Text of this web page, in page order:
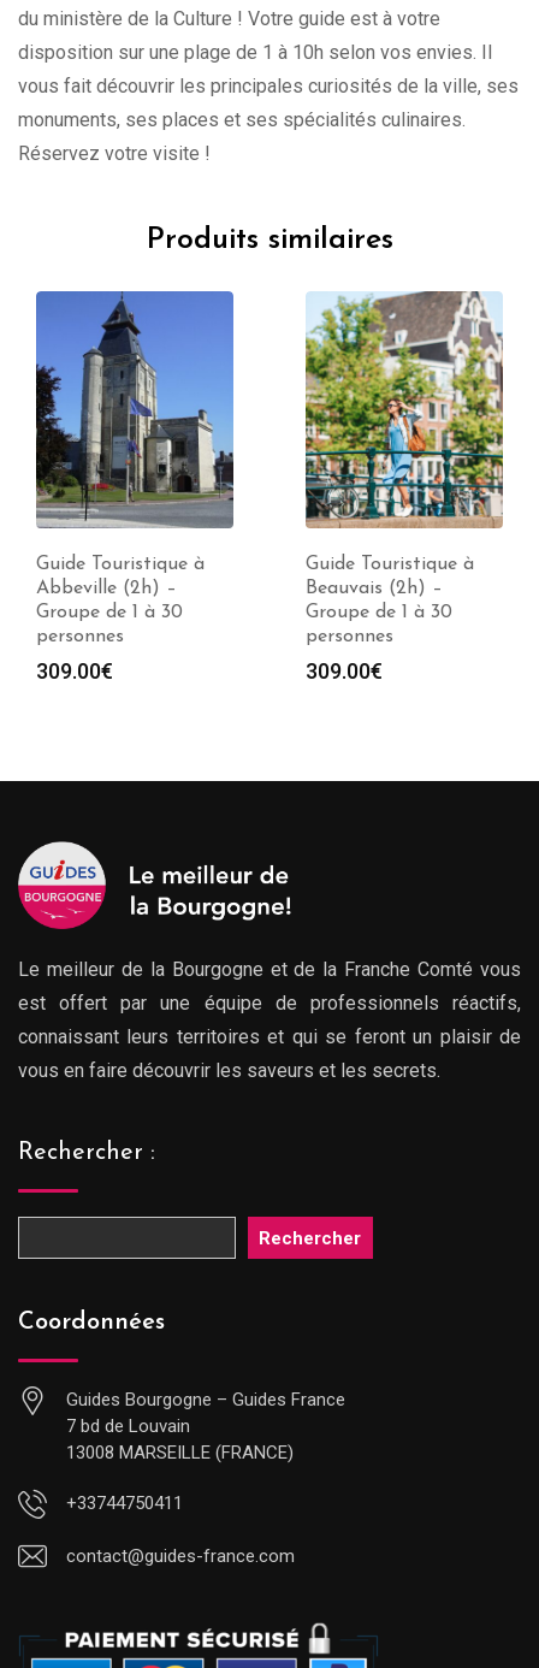
du ministère de la Culture ! Votre guide est à votre
disposition sur une plage de 1 à 10h selon vos envies. Il
vous fait découvrir les principales curiosités de la ville, ses
monuments, ses places et ses spécialités culinaires.
Réservez votre visite !
Produits similaires
Guide Touristique à
Abbeville (2h) –
Groupe de 1 à 30
personnes
309.00€
Guide Touristique à
Beauvais (2h) –
Groupe de 1 à 30
personnes
309.00€
Le meilleur de la Bourgogne et de la Franche Comté vous
est offert par une équipe de professionnels réactifs,
connaissant leurs territoires et qui se feront un plaisir de
vous en faire découvrir les saveurs et les secrets.
Rechercher :
Rechercher
Coordonnées
Guides Bourgogne – Guides France
7 bd de Louvain
13008 MARSEILLE (FRANCE)
+33744750411
contact@guides-france.com